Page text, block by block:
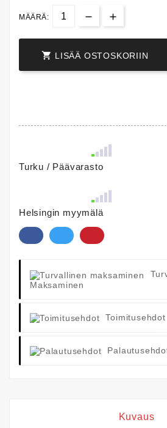
MÄÄRÄ:
 LISÄÄ OSTOSKORIIN
Turku / Päävarasto
Helsingin myymälä
Maksaminen
Toimitusehdot
Kuvaus